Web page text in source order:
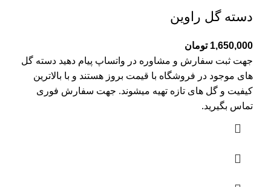
دسته گل راوین
1,650,000 تومان
جهت ثبت سفارش و مشاوره در واتساپ پیام دهید دسته گل
های موجود در فروشگاه با قیمت بروز هستند و با بالاترین
کیفیت و گل های تازه تهیه میشوند. جهت سفارش فوری
تماس بگیرید.